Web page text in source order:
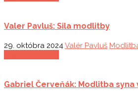
Valer Pavluš: Sila modlitby
29. októbra 2024Valér Pavluš
Gabriel Červeňák: Modlitba syna